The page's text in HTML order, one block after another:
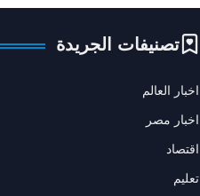
تصنيفات الجريدة
اخبار العالم
اخبار مصر
اقتصاد
تعليم